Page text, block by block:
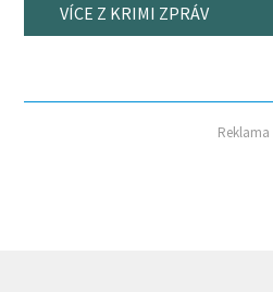
VÍCE Z KRIMI ZPRÁV
Reklama